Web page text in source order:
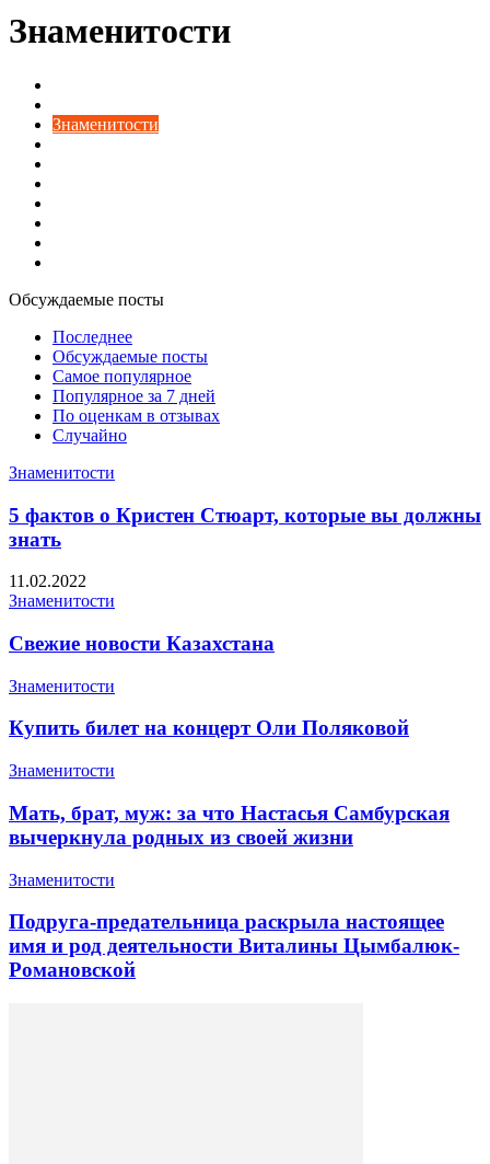
Знаменитости
Знаменитости
Обсуждаемые посты
Последнее
Обсуждаемые посты
Самое популярное
Популярное за 7 дней
По оценкам в отзывах
Случайно
Знаменитости
5 фактов о Кристен Стюарт, которые вы должны
знать
11.02.2022
Знаменитости
Свежие новости Казахстана
Знаменитости
Купить билет на концерт Оли Поляковой
Знаменитости
Мать, брат, муж: за что Настасья Самбурская
вычеркнула родных из своей жизни
Знаменитости
Подруга-предательница раскрыла настоящее
имя и род деятельности Виталины Цымбалюк-
Романовской